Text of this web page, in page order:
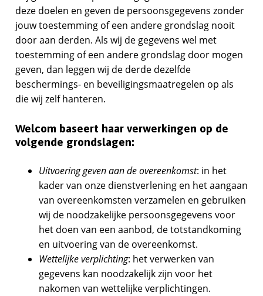
deze doelen en geven de persoonsgegevens zonder
jouw toestemming of een andere grondslag nooit
door aan derden. Als wij de gegevens wel met
toestemming of een andere grondslag door mogen
geven, dan leggen wij de derde dezelfde
beschermings- en beveiligingsmaatregelen op als
die wij zelf hanteren.
Welcom baseert haar verwerkingen op de
volgende grondslagen:
Uitvoering geven aan de overeenkomst: in het
kader van onze dienstverlening en het aangaan
van overeenkomsten verzamelen en gebruiken
wij de noodzakelijke persoonsgegevens voor
het doen van een aanbod, de totstandkoming
en uitvoering van de overeenkomst.
Wettelijke verplichting: het verwerken van
gegevens kan noodzakelijk zijn voor het
nakomen van wettelijke verplichtingen.